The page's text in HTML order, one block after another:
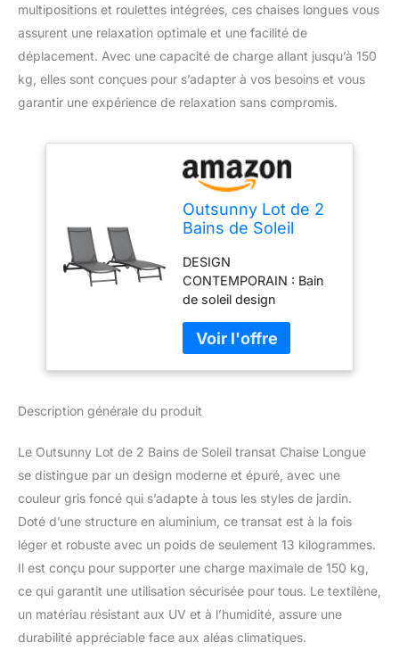
multipositions et roulettes intégrées, ces chaises longues vous
assurent une relaxation optimale et une facilité de
déplacement. Avec une capacité de charge allant jusqu’à 150
kg, elles sont conçues pour s’adapter à vos besoins et vous
garantir une expérience de relaxation sans compromis.
Outsunny Lot de 2
Bains de Soleil
150 Kg Gris Foncé
DESIGN
CONTEMPORAIN : Bain
de soleil design
lignes élégantes pour
s'intégrer facilement à
tous les types de déco.
trouvera parfaitement sa
extérieurs d'hôtel ou bien
de terrasses de café en
bord de plage. DOSSIER
INCLINABLE MULTI-
POSITIONS : Ce bain de
soleil offre 5 niveaux
d'inclinaison (102, 93,
80, 65, et 34 cm), idéal
pour trouver la position
la plus adaptée à la
situation (lecture, sieste,
Description générale du produit
Le Outsunny Lot de 2 Bains de Soleil transat Chaise Longue
se distingue par un design moderne et épuré, avec une
couleur gris foncé qui s’adapte à tous les styles de jardin.
Doté d’une structure en aluminium, ce transat est à la fois
léger et robuste avec un poids de seulement 13 kilogrammes.
Il est conçu pour supporter une charge maximale de 150 kg,
ce qui garantit une utilisation sécurisée pour tous. Le textilène,
un matériau résistant aux UV et à l’humidité, assure une
durabilité appréciable face aux aléas climatiques.